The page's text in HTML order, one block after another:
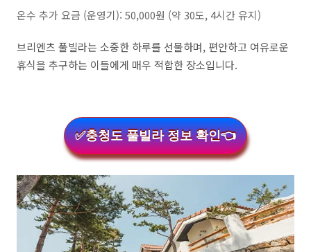
온수 추가 요금 (운영기): 50,000원 (약 30도, 4시간 유지)
브리엔츠 풀빌라는 소중한 하루를 선물하며, 편안하고 여유로운
휴식을 추구하는 이들에게 매우 적합한 장소입니다.
✅충청도 풀빌라 정보 확인👈